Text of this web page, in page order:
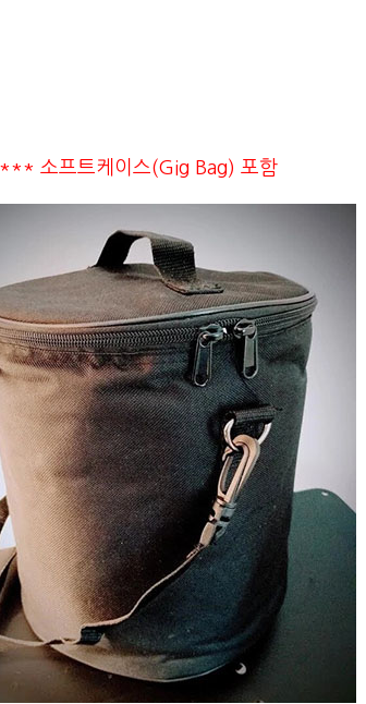
*** 소프트케이스(Gig Bag) 포함